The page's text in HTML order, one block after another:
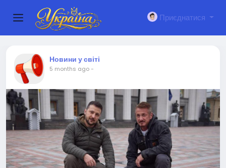
Приєднатися
Новини у світі
5 months ago-